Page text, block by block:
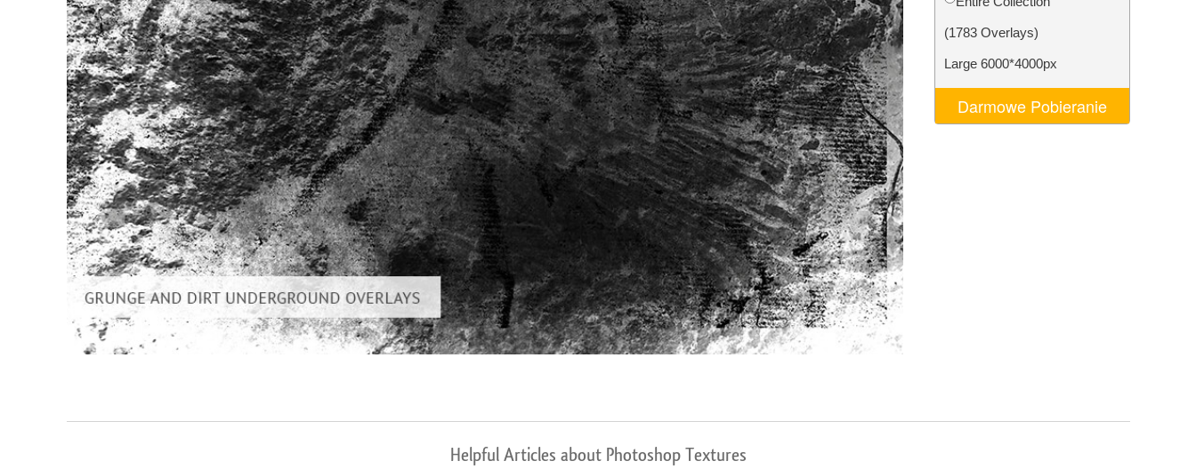
Usługi retuszu produktów Usługi retuszu biżuterii Dane Treningowe AI Video Editing Services
(1783 Overlays)
Large 6000*4000px
Darmowe Pobieranie
Helpful Articles about Photoshop Textures